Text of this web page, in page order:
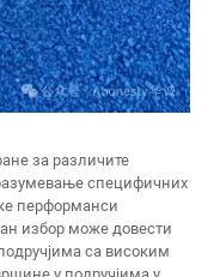
за различите
специфичних
перформанси
избор може довести
са високим